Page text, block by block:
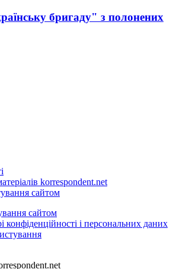
бригаду" з полонених
korrespondent.net
сайтом
сайтом
конфіденційності і персональних даних